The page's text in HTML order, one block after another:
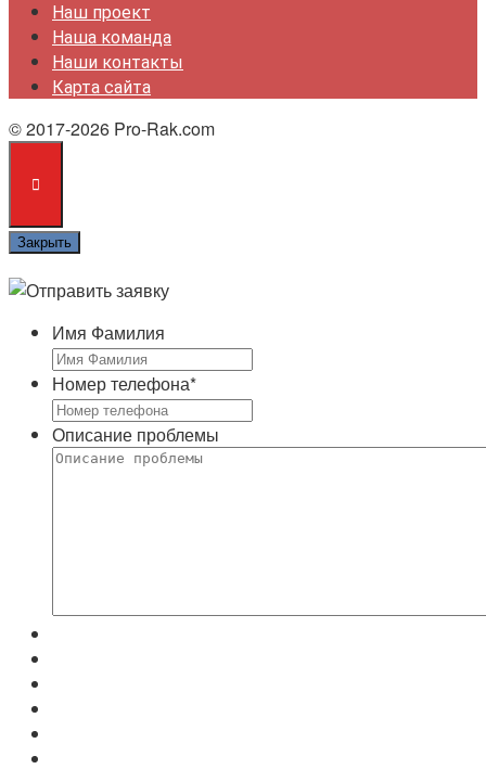
Наш проект
Наша команда
Наши контакты
Карта сайта
© 2017-2026 Pro-Rak.com
Закрыть
Имя Фамилия
Номер телефона*
Описание проблемы